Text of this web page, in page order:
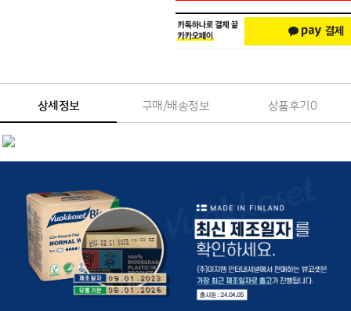
상세정보 구매/배송정보 상품후기 0